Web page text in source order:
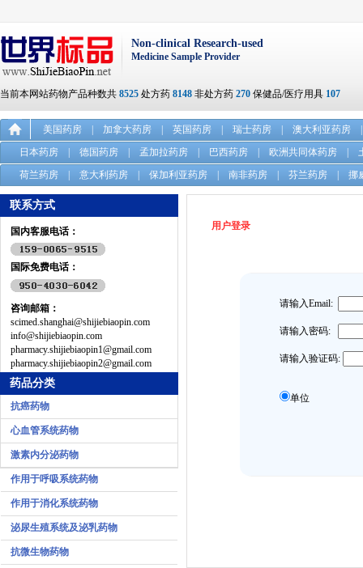
Non-clinical Research-used
Medicine Sample Provider
当前本网站药物产品种数共 8525 处方药 8148 非处方药 270 保健品/医疗用具 107
美国药房 加拿大药房 英国药房 瑞士药房 澳大利亚药房
日本药房
德国药房 孟加拉药房 巴西药房 欧洲共同体药房
荷兰药房
意大利药房 保加利亚药房 南非药房 芬兰药房 挪
联系方式
国内客服电话：
国际免费电话：
咨询邮箱：
scimed.shanghai@shijiebiaopin.com
info@shijiebiaopin.com
pharmacy.shijiebiaopin1@gmail.com
pharmacy.shijiebiaopin2@gmail.com
药品分类
抗癌药物
心血管系统药物
激素内分泌药物
作用于呼吸系统药物
作用于消化系统药物
泌尿生殖系统及泌乳药物
抗微生物药物
用户登录
请输入Email:
请输入密码:
请输入验证码:
单位